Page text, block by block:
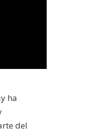
ha
del